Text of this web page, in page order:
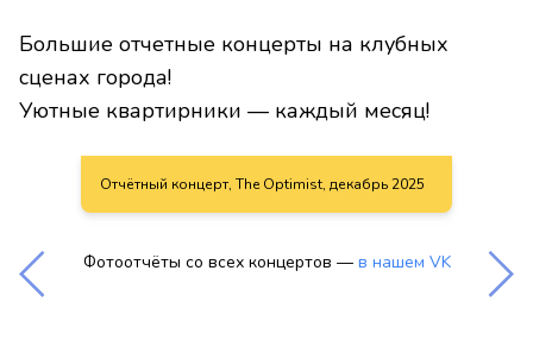
Большие отчетные концерты на клубных
сценах города!
Уютные квартирники — каждый месяц!
Отчётный концерт, The Optimist, декабрь 2025
Фотоотчёты со всех концертов — в нашем VK